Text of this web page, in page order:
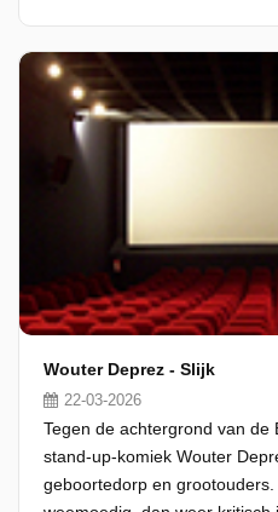
Wouter Deprez - Slijk
22-03-2026
Tegen de achtergrond van de
stand-up-komiek Wouter
geboortedorp en